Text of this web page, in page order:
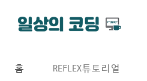
홈 REFLEX튜토리얼